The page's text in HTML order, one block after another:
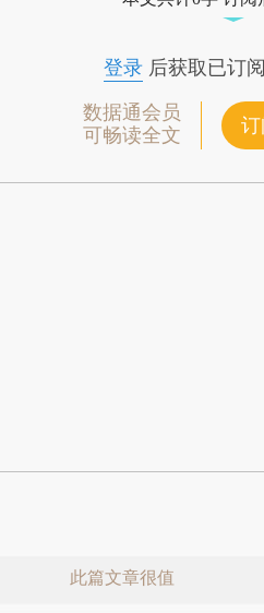
登录后获取已订
数据通会员
可畅读全文
此篇文章很值